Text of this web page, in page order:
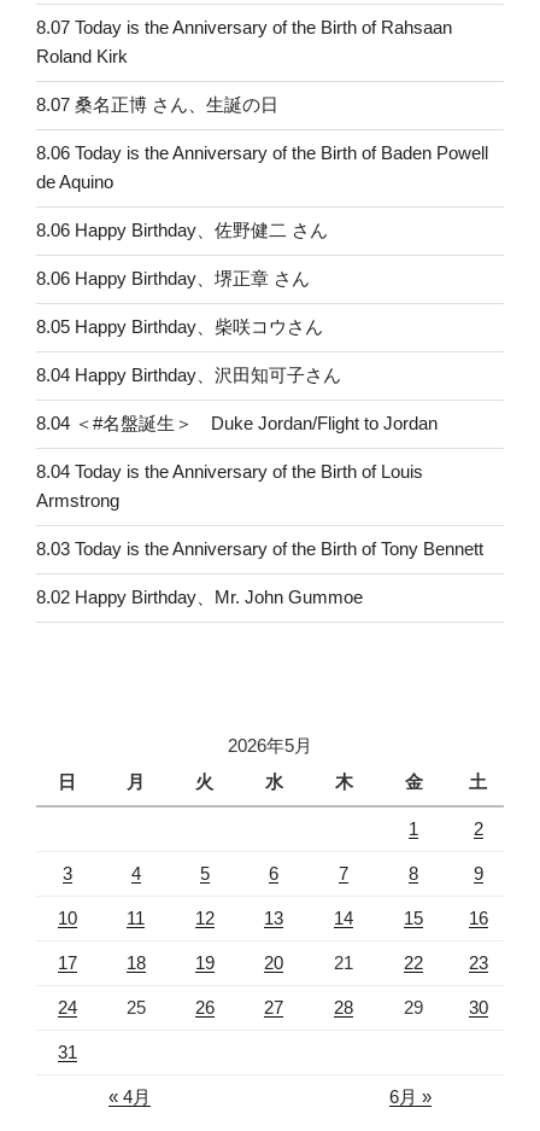
8.07 Today is the Anniversary of the Birth of Rahsaan
Roland Kirk
8.07 桑名正博 さん、生誕の日
8.06 Today is the Anniversary of the Birth of Baden Powell
de Aquino
8.06 Happy Birthday、佐野健二 さん
8.06 Happy Birthday、堺正章 さん
8.05 Happy Birthday、柴咲コウさん
8.04 Happy Birthday、沢田知可子さん
8.04 ＜#名盤誕生＞ Duke Jordan/Flight to Jordan
8.04 Today is the Anniversary of the Birth of Louis
Armstrong
8.03 Today is the Anniversary of the Birth of Tony Bennett
8.02 Happy Birthday、Mr. John Gummoe
2026年5月
日
月 火 水 木 金 土
1 2
3 4 5 6 7 8 9
10 11 12 13 14 15 16
17 18 19 20 21 22 23
24 25 26 27 28 29 30
31
« 4月 6月 »